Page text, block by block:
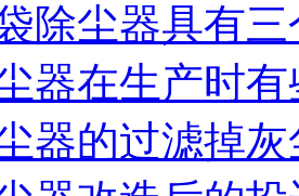
除尘器具有
器在生产时
器的过滤掉